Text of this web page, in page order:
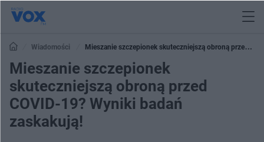
Wiadomości
Mieszanie szczepionek skuteczniejszą obroną przed
COVID-19? Wyniki badań zaskakują!
Mieszanie szczepionek
skuteczniejszą obroną przed
COVID-19? Wyniki badań
zaskakują!